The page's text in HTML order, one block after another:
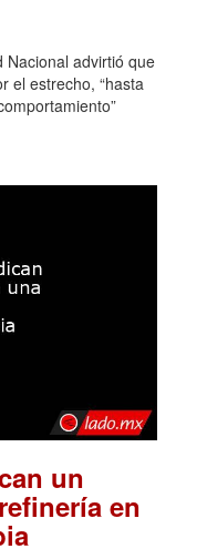
Nacional advirtió que
el estrecho, “hasta
un
en